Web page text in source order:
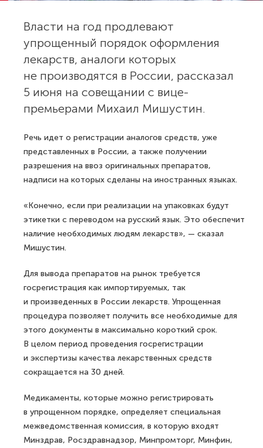
Власти на год продлевают
упрощенный порядок оформления
лекарств, аналоги которых
не производятся в России, рассказал
5 июня на совещании с вице-
премьерами Михаил Мишустин.
Речь идет о регистрации аналогов средств, уже
представленных в России, а также получении
разрешения на ввоз оригинальных препаратов,
надписи на которых сделаны на иностранных языках.
«Конечно, если при реализации на упаковках будут
этикетки с переводом на русский язык. Это обеспечит
наличие необходимых людям лекарств», — сказал
Мишустин.
Для вывода препаратов на рынок требуется
госрегистрация как импортируемых, так
и произведенных в России лекарств. Упрощенная
процедура позволяет получить все необходимые для
этого документы в максимально короткий срок.
В целом период проведения госрегистрации
и экспертизы качества лекарственных средств
сокращается на 30 дней.
Медикаменты, которые можно регистрировать
в упрощенном порядке, определяет специальная
межведомственная комиссия, в которую входят
Минздрав, Росздравнадзор, Минпромторг, Минфин,